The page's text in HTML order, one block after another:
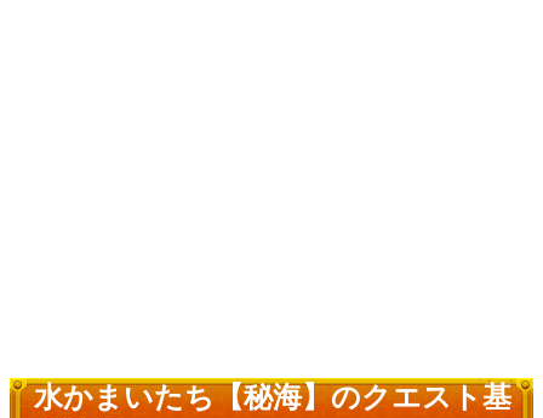
水かまいたち【秘海】のクエスト基